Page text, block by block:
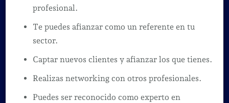
profesional.
Te puedes afianzar como un referente en tu
sector.
Captar nuevos clientes y afianzar los que tienes.
Realizas networking con otros profesionales.
Puedes ser reconocido como experto en